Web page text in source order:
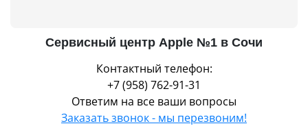
Сервисный центр Apple №1 в Сочи
Контактный телефон:
+7 (958) 762-91-31
Ответим на все ваши вопросы
Заказать звонок - мы перезвоним!